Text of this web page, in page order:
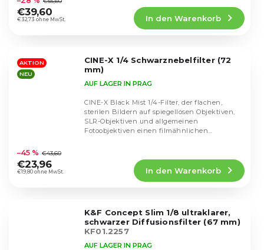
Produktbewertung
ist
Sternen.
€32,73 ohne MwSt.
€39,60
In den Warenkorb
AKTION
NEU
CINE-X 1/4 Schwarznebelfilter (72
mm)
durchschnittliche
Produktbewertung
ist
AUF LAGER IN PRAG
€19,80 ohne MwSt.
–45 % €43,60
€23,96
In den Warenkorb
CINE-X Black Mist 1/4-Filter, der flachen,
sterilen Bildern auf spiegellosen Objektiven,
SLR-Objektiven und allgemeinen
Fotoobjektiven einen filmähnlichen
K&F Concept Slim 1/8 ultraklarer,
schwarzer Diffusionsfilter (67 mm)
KF01.2257
AUF LAGER IN PRAG